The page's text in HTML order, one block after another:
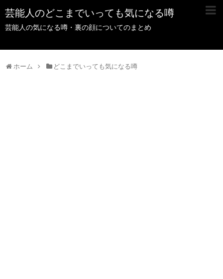
芸能人のどこまでいっても気になる噂
芸能人の気になる噂・裏の顔についてのまとめ
ホーム どこまでいっても気になる噂